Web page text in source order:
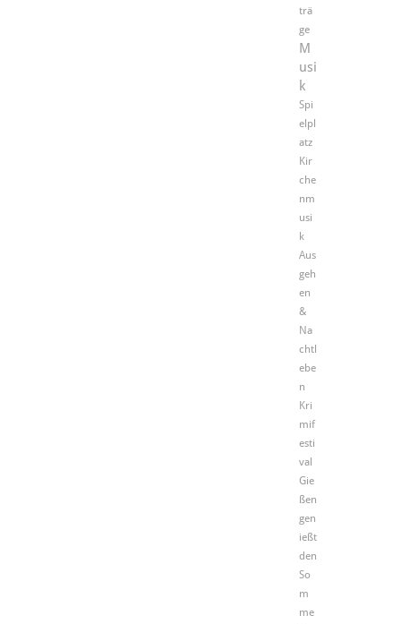
trä
ge
M
usi
k
Spi
elpl
atz
Kir
che
nm
usi
k
Aus
geh
en
&
Na
chtl
ebe
n
Kri
mif
esti
val
Gie
ßen
gen
ießt
den
So
m
me